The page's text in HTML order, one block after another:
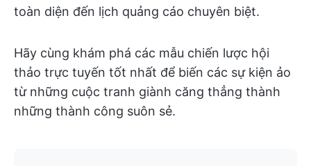
toàn diện đến lịch quảng cáo chuyên biệt.
Hãy cùng khám phá các mẫu chiến lược hội
thảo trực tuyến tốt nhất để biến các sự kiện ảo
từ những cuộc tranh giành căng thẳng thành
những thành công suôn sẻ.